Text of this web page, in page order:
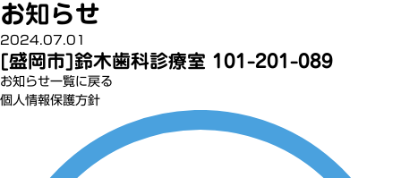
お知らせ
2024.07.01
[盛岡市]鈴木歯科診療室 101-201-089
お知らせ一覧に戻る
個人情報保護方針